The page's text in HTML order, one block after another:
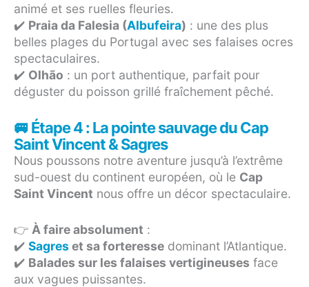
animé et ses ruelles fleuries.
✔️ Praia da Falesia (Albufeira) : une des plus
belles plages du Portugal avec ses falaises ocres
spectaculaires.
✔️ Olhão : un port authentique, parfait pour
déguster du poisson grillé fraîchement pêché.
🚐 Étape 4 : La pointe sauvage du Cap
Saint Vincent & Sagres
Nous poussons notre aventure jusqu’à l’extrême
sud-ouest du continent européen, où le Cap
Saint Vincent nous offre un décor spectaculaire.
👉 À faire absolument :
✔️ Sagreset sa forteresse dominant l’Atlantique.
✔️ Balades sur les falaises vertigineuses face
aux vagues puissantes.